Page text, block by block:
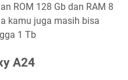
ROM 128 Gb dan RAM 8
kamu juga masih bisa
1 Tb
A24